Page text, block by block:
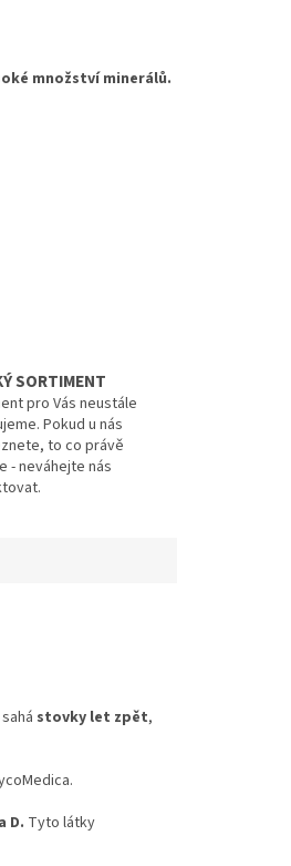
množství minerálů.
SORTIMENT
pro Vás neustále
Pokud u nás
to co právě
- neváhejte nás
stovky let zpět,
D. Tyto látky